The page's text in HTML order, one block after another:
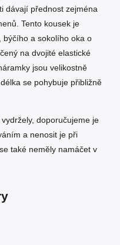
dávají přednost zejména
Tento kousek je
býčího a sokolího oka o
na dvojité elastické
jsou velikostně
se pohybuje přibližně
doporučujeme je
a nenosit je při
také neměly namáčet v